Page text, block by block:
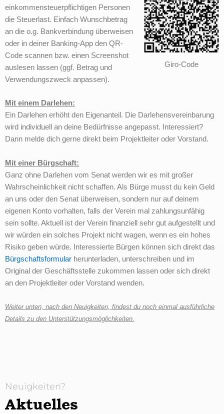
Giro-Code
einkommensteuerpflichtigen Personen
die Steuerlast. Einfach Wunschbetrag
an die o.g. Bankverbindung überweisen
oder in deiner Banking-App den QR-
Code scannen bzw. einen Screenshot
auslesen lassen (ggf. Betrag und
Verwendungszweck anpassen).
Mit einem Darlehen:
Ein Darlehen erhöht den Eigenanteil. Die Darlehensvereinbarung
wird individuell an deine Bedürfnisse angepasst. Interessiert?
Dann melde dich gerne direkt beim Projektleiter oder Vorstand.
Mit einer Bürgschaft:
Ganz ohne Darlehen vom Senat werden wir es mit großer
Wahrscheinlichkeit nicht schaffen. Als Bürge musst du kein Geld
an uns oder den Senat überweisen, sondern nur auf deinem
eigenen Konto vorhalten, falls der Verein mal zahlungsunfähig
sein sollte. Aktuell ist der Verein finanziell sehr gut aufgestellt und
wir würden ein solches Projekt nicht wagen, wenn es ein hohes
Risiko geben würde. Interessierte Bürgen können sich direkt das
Bürgschaftsformular herunterladen, unterschreiben und im
Original der Geschäftsstelle zukommen lassen oder sich direkt
an den Projektleiter oder Vorstand wenden.
Weiter unten, nach den Neuigkeiten, findest du noch einmal ausführliche
Details zu den Unterstützungsmöglichkeiten.
Neuigkeiten?
Aktuelles